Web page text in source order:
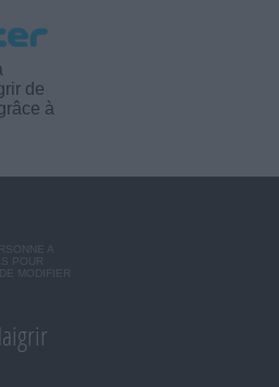
de
à
A
POUR
MODIFIER